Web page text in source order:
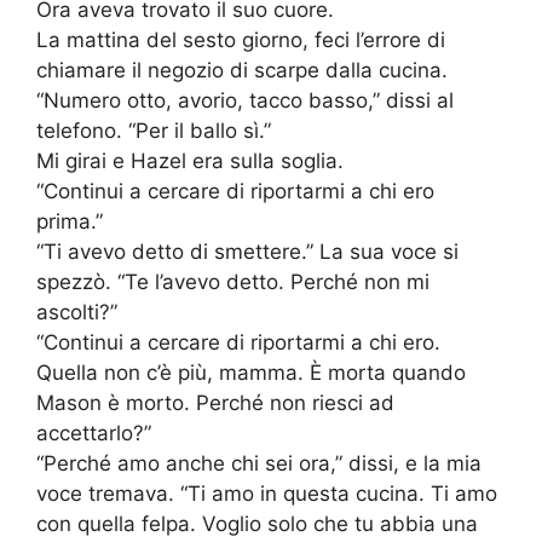
Ora aveva trovato il suo cuore.
La mattina del sesto giorno, feci l’errore di
chiamare il negozio di scarpe dalla cucina.
“Numero otto, avorio, tacco basso,” dissi al
telefono. “Per il ballo sì.”
Mi girai e Hazel era sulla soglia.
“Continui a cercare di riportarmi a chi ero
prima.”
“Ti avevo detto di smettere.” La sua voce si
spezzò. “Te l’avevo detto. Perché non mi
ascolti?”
“Continui a cercare di riportarmi a chi ero.
Quella non c’è più, mamma. È morta quando
Mason è morto. Perché non riesci ad
accettarlo?”
“Perché amo anche chi sei ora,” dissi, e la mia
voce tremava. “Ti amo in questa cucina. Ti amo
con quella felpa. Voglio solo che tu abbia una